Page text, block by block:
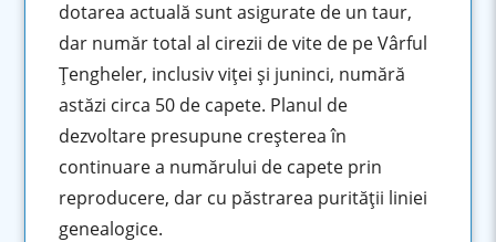
dotarea actuală sunt asigurate de un taur,
dar număr total al cirezii de vite de pe Vârful
Ţengheler, inclusiv viţei şi juninci, numără
astăzi circa 50 de capete. Planul de
dezvoltare presupune creşterea în
continuare a numărului de capete prin
reproducere, dar cu păstrarea purităţii liniei
genealogice.